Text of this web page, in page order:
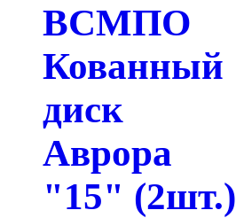
ВСМПО
Кованный
диск
Аврора
"15" (2шт.)